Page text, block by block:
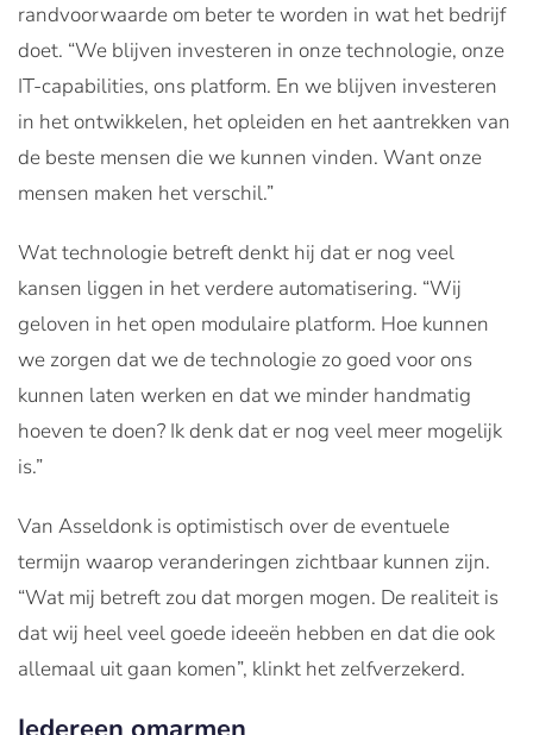
randvoorwaarde om beter te worden in wat het bedrijf
doet. “We blijven investeren in onze technologie, onze
IT-capabilities, ons platform. En we blijven investeren
in het ontwikkelen, het opleiden en het aantrekken van
de beste mensen die we kunnen vinden. Want onze
mensen maken het verschil.”
Wat technologie betreft denkt hij dat er nog veel
kansen liggen in het verdere automatisering. “Wij
geloven in het open modulaire platform. Hoe kunnen
we zorgen dat we de technologie zo goed voor ons
kunnen laten werken en dat we minder handmatig
hoeven te doen? Ik denk dat er nog veel meer mogelijk
is.”
Van Asseldonk is optimistisch over de eventuele
termijn waarop veranderingen zichtbaar kunnen zijn.
“Wat mij betreft zou dat morgen mogen. De realiteit is
dat wij heel veel goede ideeën hebben en dat die ook
allemaal uit gaan komen”, klinkt het zelfverzekerd.